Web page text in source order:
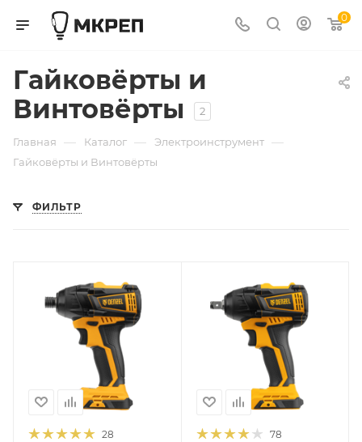
0
Гайковёрты и
Винтовёрты
2
Главная — Каталог — Электроинструмент —
Гайковёрты и Винтовёрты
ФИЛЬТР
28 78